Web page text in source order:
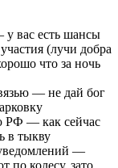
у вас есть шансы
(лучи добра
что за ночь
— не дай бог
РФ — как сейчас
в тыкву
уведомлений —
по колесу, зато